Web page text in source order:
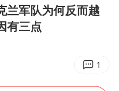
全市有序停课
新疆优化调整景区内自驾服务费
检测列车撞人致11死2伤 涉事单位被罚
兰军队为何反而越
有三点
1